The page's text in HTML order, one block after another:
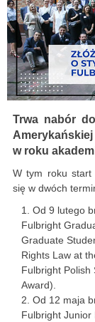
Trwa nabór
w roku
W tym roku start
się w dwóch
Od 9 lutego
Fulbright
Graduate
Rights Law at
Fulbright Polish
Award).
Od 12 maja
Fulbright Junior